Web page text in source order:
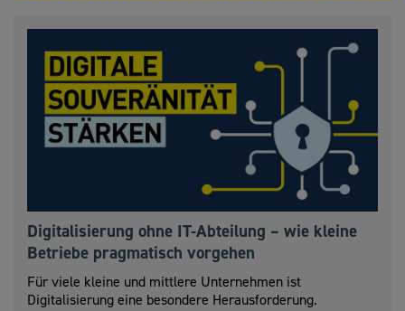
Digitalisierung ohne IT-Abteilung – wie kleine
Betriebe pragmatisch vorgehen
Für viele kleine und mittlere Unternehmen ist
Digitalisierung eine besondere Herausforderung.